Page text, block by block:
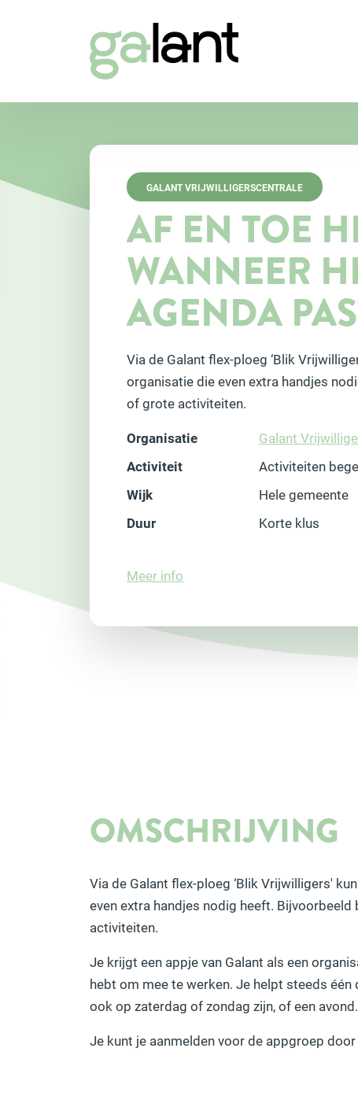
GALANT VRIJWILLIGERSCENTRALE
AF EN TOE
WANNEER
AGENDA
Via de Galant flex-ploeg ‘Blik
organisatie die even extra handjes
of grote activiteiten.
Organisatie
Galant
Activiteit
Activiteiten
Wijk
Hele gemeente
Duur
Korte klus
Meer info
OMSCHRIJVING
Via de Galant flex-ploeg ‘Blik Vrijwilligers'
even extra handjes nodig heeft.
activiteiten.
Je krijgt een appje van Galant als een
hebt om mee te werken. Je helpt steeds
ook op zaterdag of zondag zijn, of een avond.
Je kunt je aanmelden voor de appgroep